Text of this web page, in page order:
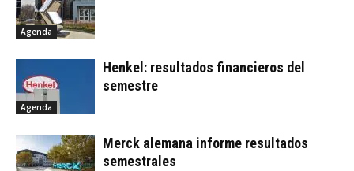
Agenda
Agenda
Henkel: resultados financieros del
semestre
Merck alemana informe resultados
semestrales